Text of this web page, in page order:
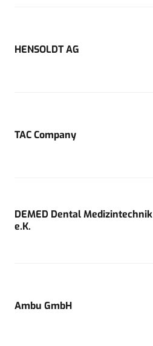
HENSOLDT AG
TAC Company
DEMED Dental Medizintechnik
e.K.
Ambu GmbH